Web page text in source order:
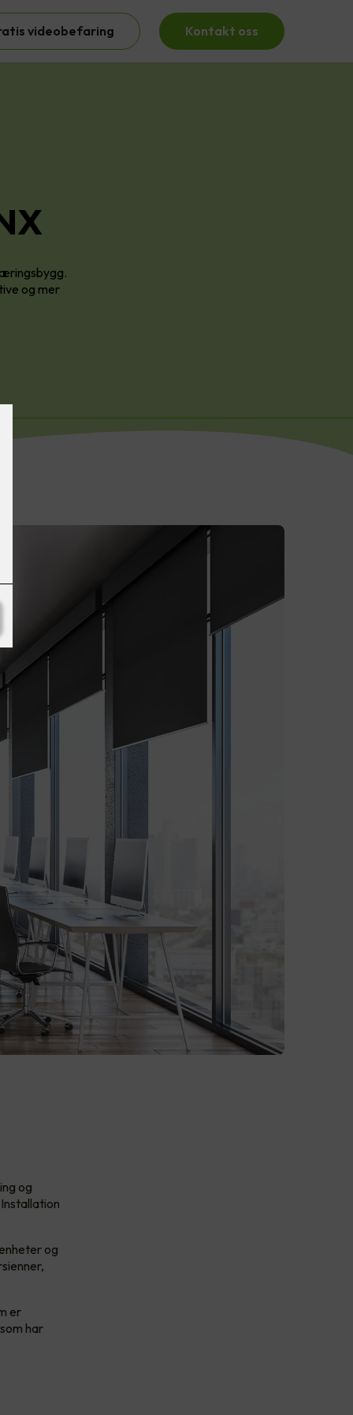
videobefaring Kontakt oss
og mer
og
og
er
har